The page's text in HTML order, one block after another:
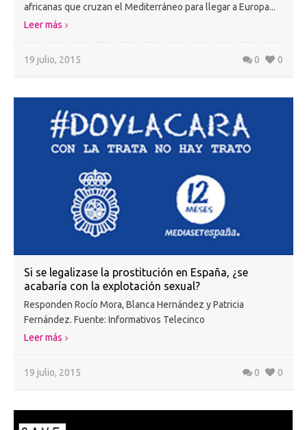
africanas que cruzan el Mediterráneo para llegar a Europa...
Leer más
19 julio, 2015 0 0
Si se legalizase la prostitución en España, ¿se
acabaría con la explotación sexual?
Responden Rocío Mora, Blanca Hernández y Patricia
Fernández. Fuente: Informativos Telecinco
Leer más
19 julio, 2015 0 0